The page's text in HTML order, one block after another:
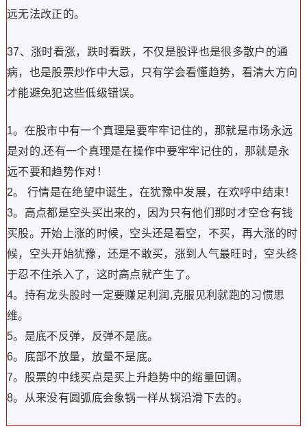
远无法改正的。
37、涨时看涨，跌时看跌，不仅是股评也是很多散户的通
病，也是股票炒作中大忌，只有学会看懂趋势，看清大方向
才能避免犯这些低级错误。
1。在股市中有一个真理是要牢牢记住的，那就是市场永远
是对的,还有一个真理是在操作中要牢牢记住的，那就是永
远不要和趋势作对！
2。 行情是在绝望中诞生，在犹豫中发展，在欢呼中结束！
3。高点都是空头买出来的，因为只有他们那时才空仓有钱
买股。开始上涨的时候，空头还是看空，不买，再大涨的时
候，空头开始犹豫，还是不敢买，涨到人气最旺时，空头终
于忍不住杀入了，这时高点就产生了。
4。持有龙头股时一定要赚足利润,克服见利就跑的习惯思
维。
5。是底不反弹，反弹不是底。
6。底部不放量，放量不是底。
7。股票的中线买点是买上升趋势中的缩量回调。
8。从来没有圆弧底会象锅一样从锅沿滑下去的。